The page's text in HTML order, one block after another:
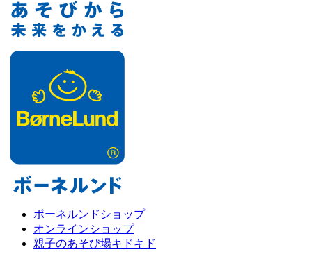
ボーネルンドショップ
オンラインショップ
親子のあそび場キドキド